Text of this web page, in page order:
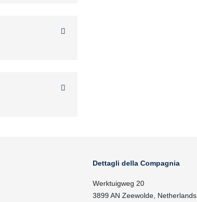
Dettagli della Compagnia
Werktuigweg 20
3899 AN Zeewolde, Netherlands